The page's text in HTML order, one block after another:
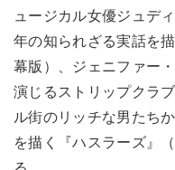
ュージカル女優ジュデ
年の知られざる実話を
幕版）、ジェニファー
演じるストリップクラ
ル街のリッチな男たち
を描く『ハスラーズ』